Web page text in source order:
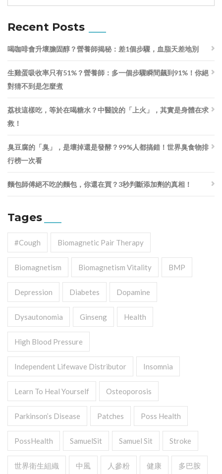
Recent Posts
喝咖啡會升壞膽固醇？營養師揭秘：差1個步驟，血脂天差地別
生雞蛋吸收率只有51%？營養師：多一個步驟瞬間飆到91%！你絕
對猜不到是怎麼煮
荔枝這樣吃，等於在喝糖水？中醫說的「上火」，其實是身體在求
救！
臭豆腐的「臭」，是壞掉還是發酵？99%人都搞錯！世界臭食物排
行榜一次看
麵包師傅絕不吃的麵包，你還在買？3秒判斷添加劑的真相！
Tages
#cough Biomagnetic Pair Therapy
Biomagnetism Biomagnetism Vitality BMP
Depression Diabetes Dopamine
Dysautonomia Ginseng Health
High Blood Pressure
Independent Lifewave Distributor Insomnia
Learn To Heal Yourself Osteoporosis
Parkinson’s Disease Patches Poss Health
PossHealth SamuelSit Samuel Sit Stroke
世界衛生組織 中風 人參粉 健康 多巴胺